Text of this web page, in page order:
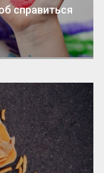
справиться